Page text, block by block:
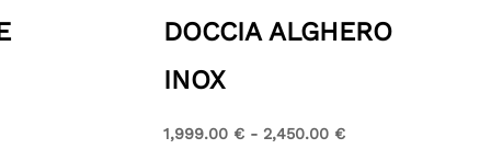
DOCCIA ALGHERO
INOX
1,999.00 € - 2,450.00 €